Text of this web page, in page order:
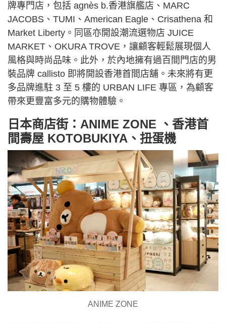
牌專門店，包括 agnès b.香港旗艦店、MARC
JACOBS、TUMI、American Eagle、Crisathena 和
Market Liberty。同區亦開設潮流選物店 JUICE
MARKET、OKURA TROVE，讓顧客輕鬆展現個人
風格與時尚品味。此外，於內地擁有過百間門店的男
裝品牌 callisto 即將開設香港首間店舖。未來將有更
多品牌進駐 3 至 5 樓的 URBAN LIFE 專區，為顧客
帶來更豐富多元的購物體驗。
日本商店街： ANIME ZONE 、香港首
間壽屋 KOTOBUKIYA、扭蛋機
ANIME ZONE